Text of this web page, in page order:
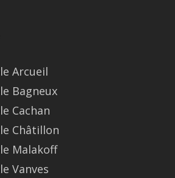
Arcueil
Bagneux
Cachan
Châtillon
Malakoff
Vanves